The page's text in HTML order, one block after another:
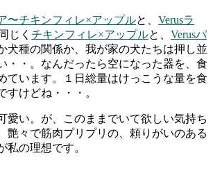
〜チキンフィレ×アップルと、 Verusラ
じく チキンフィレ×アップルと、 Verusパ
犬種の関係か、我が家の犬たちは押し並
・・。なんだったら空になった器を、食
ています。１日総量はけっこうな量を食
すけどね・・・。
愛い。が、このままでいて欲しい気持ち
艶々で筋肉プリプリの、頼りがいのある
私の理想です。